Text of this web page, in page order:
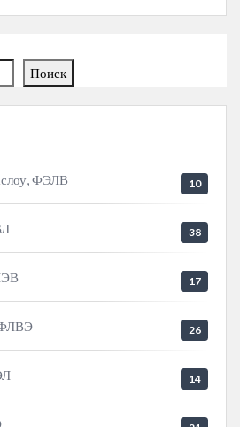
Поиск
ФЭЛВ 10
38
17
26
14